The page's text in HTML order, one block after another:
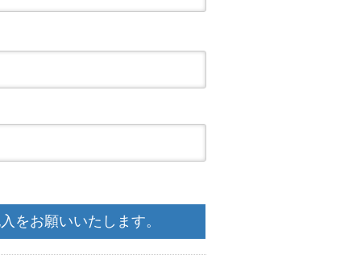
をお願いいたします。